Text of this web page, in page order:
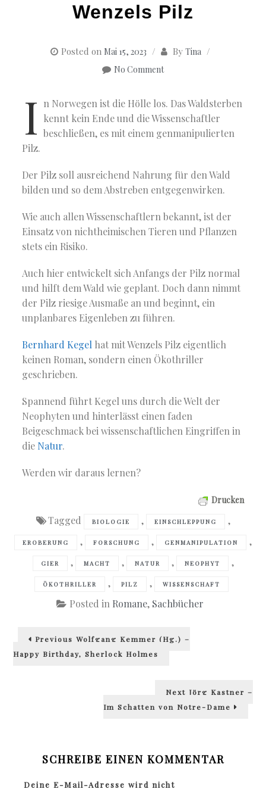
Wenzels Pilz
Posted on Mai 15, 2023 By Tina
No Comment
I n Norwegen ist die Hölle los. Das Waldsterben
kennt kein Ende und die Wissenschaftler
beschließen, es mit einem genmanipulierten
Pilz.
Der Pilz soll ausreichend Nahrung für den Wald
bilden und so dem Abstreben entgegenwirken.
Wie auch allen Wissenschaftlern bekannt, ist der
Einsatz von nichtheimischen Tieren und Pflanzen
stets ein Risiko.
Auch hier entwickelt sich Anfangs der Pilz normal
und hilft dem Wald wie geplant. Doch dann nimmt
der Pilz riesige Ausmaße an und beginnt, ein
unplanbares Eigenleben zu führen.
Bernhard Kegel hat mit Wenzels Pilz eigentlich
keinen Roman, sondern einen Ökothriller
geschrieben.
Spannend führt Kegel uns durch die Welt der
Neophyten und hinterlässt einen faden
Beigeschmack bei wissenschaftlichen Eingriffen in
die Natur.
Werden wir daraus lernen?
Drucken
Tagged BIOLOGIE , EINSCHLEPPUNG ,
EROBERUNG , FORSCHUNG , GENMANIPULATION ,
GIER , MACHT , NATUR , NEOPHYT ,
ÖKOTHRILLER , PILZ , WISSENSCHAFT
Posted in Romane, Sachbücher
Beitragsnavigation
Previous Previous
Wolfgang Kemmer (Hg.) –
Happy Birthday, Sherlock Holmes
Next Next
Jörg Kastner –
Im Schatten von Notre-Dame
SCHREIBE EINEN KOMMENTAR
Deine E-Mail-Adresse wird nicht